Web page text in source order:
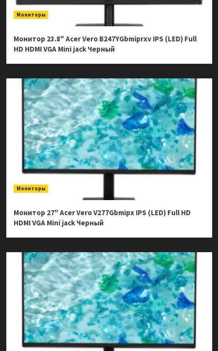
Мониторы
Монитор 23.8″ Acer Vero B247YGbmiprxv IPS (LED) Full
HD HDMI VGA Mini jack Черный
Мониторы
Монитор 27″ Acer Vero V277Gbmipx IPS (LED) Full HD
HDMI VGA Mini jack Черный